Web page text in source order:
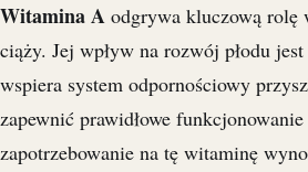
Witamina A odgrywa kluczową
ciąży. Jej wpływ na rozwój płodu
wspiera system odpornościowy
zapewnić prawidłowe
zapotrzebowanie na tę witaminę